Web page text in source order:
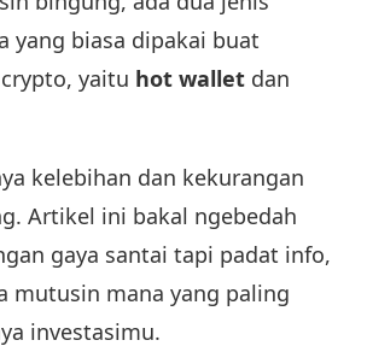
yang biasa dipakai buat
yaitu hot wallet dan
kelebihan dan kekurangan
Artikel ini bakal ngebedah
gaya santai tapi padat info,
mutusin mana yang paling
investasimu.